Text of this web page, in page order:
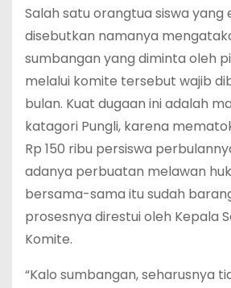
Salah satu orangtua siswa yang
disebutkan namanya
sumbangan yang diminta oleh
melalui komite tersebut wajib
bulan. Kuat dugaan ini adalah
katagori Pungli, karena
Rp 150 ribu persiswa
adanya perbuatan melawan
bersama-sama itu sudah
prosesnya direstui oleh Kepala
Komite.
“Kalo sumbangan, seharusnya